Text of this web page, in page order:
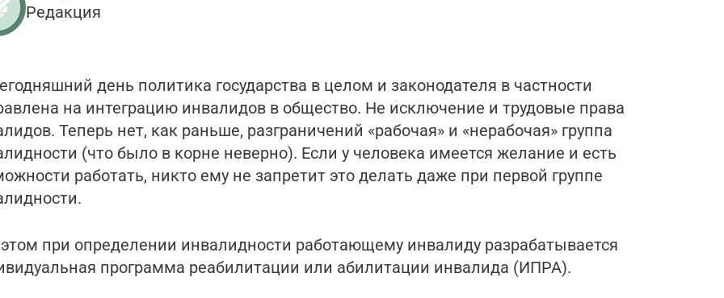
Редакция
день политика государства в целом и законодателя в частности
на интеграцию инвалидов в общество. Не исключение и трудовые права
Теперь нет, как раньше, разграничений «рабочая» и «нерабочая» группа
(что было в корне неверно). Если у человека имеется желание и есть
работать, никто ему не запретит это делать даже при первой группе
при определении инвалидности работающему инвалиду разрабатывается
программа реабилитации или абилитации инвалида (ИПРА).